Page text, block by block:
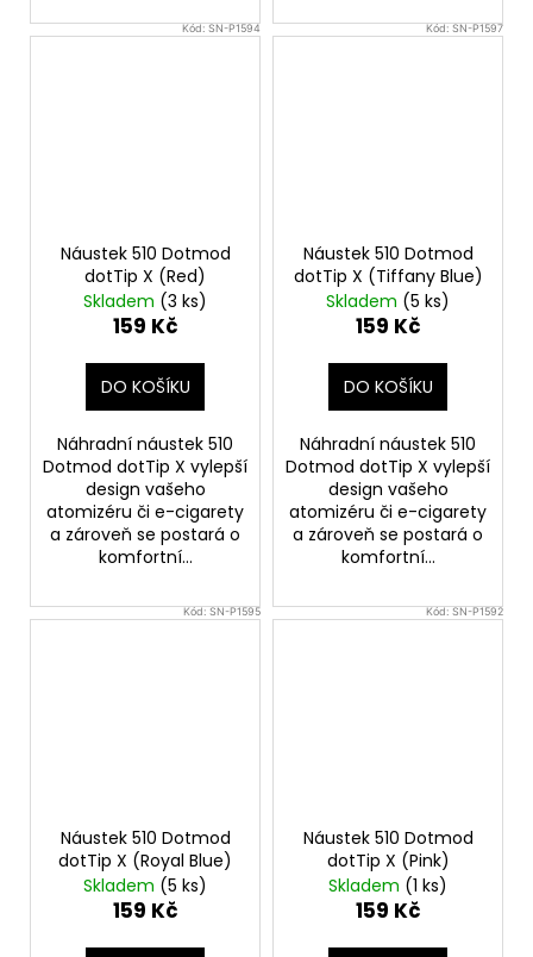
Kód:SN-P1594
Náustek 510 Dotmod
dotTip X (Red)
Skladem (3 ks)
159 Kč
DO KOŠÍKU
Náhradní náustek 510
Dotmod dotTip X vylepší
design vašeho
atomizéru či e-cigarety
a zároveň se postará o
komfortní...
Kód:SN-P1597
Náustek 510 Dotmod
dotTip X (Tiffany Blue)
Skladem (5 ks)
159 Kč
DO KOŠÍKU
Náhradní náustek 510
Dotmod dotTip X vylepší
design vašeho
atomizéru či e-cigarety
a zároveň se postará o
komfortní...
Kód: SN-P1595
Náustek 510 Dotmod
dotTip X (Royal Blue)
Skladem (5 ks)
159 Kč
Kód: SN-P1592
Náustek 510 Dotmod
dotTip X (Pink)
Skladem (1 ks)
159 Kč